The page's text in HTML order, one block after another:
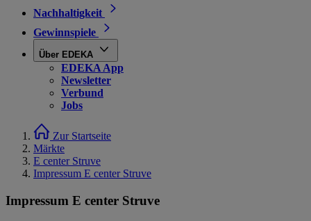
Nachhaltigkeit
Gewinnspiele
Über EDEKA
EDEKA App
Newsletter
Verbund
Jobs
Zur Startseite
Märkte
E center Struve
Impressum E center Struve
Impressum E center Struve